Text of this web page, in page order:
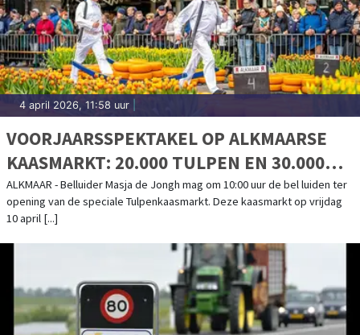
4 april 2026, 11:58 uur
VOORJAARSSPEKTAKEL OP ALKMAARSE
KAASMARKT: 20.000 TULPEN EN 30.000
KILO KAAS IN DE BINNENSTAD
ALKMAAR - Belluider Masja de Jongh mag om 10:00 uur de bel luiden ter
opening van de speciale Tulpenkaasmarkt. Deze kaasmarkt op vrijdag
10 april [...]